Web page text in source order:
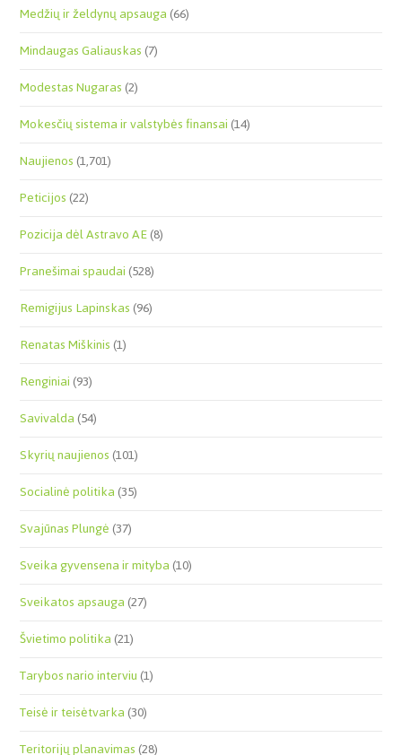
Medžių ir želdynų apsauga(66)
Mindaugas Galiauskas(7)
Modestas Nugaras(2)
Mokesčių sistema ir valstybės finansai(14)
Naujienos(1,701)
Peticijos(22)
Pozicija dėl Astravo AE(8)
Pranešimai spaudai(528)
Remigijus Lapinskas(96)
Renatas Miškinis(1)
Renginiai(93)
Savivalda(54)
Skyrių naujienos(101)
Socialinė politika(35)
Svajūnas Plungė(37)
Sveika gyvensena ir mityba(10)
Sveikatos apsauga(27)
Švietimo politika(21)
Tarybos nario interviu(1)
Teisė ir teisėtvarka(30)
Teritorijų planavimas(28)